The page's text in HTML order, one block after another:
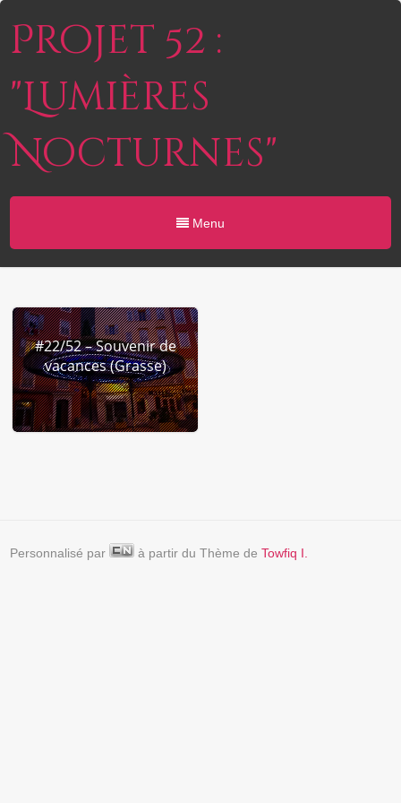
Projet 52 :
"Lumières
Nocturnes"
Menu
#22/52 – Souvenir de
vacances (Grasse)
Personnalisé par à partir du Thème deTowfiq I.